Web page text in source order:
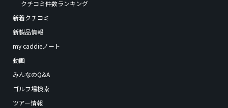
クチコミ件数ランキング
新着クチコミ
新製品情報
my caddieノート
動画
みんなのQ&A
ゴルフ場検索
ツアー情報